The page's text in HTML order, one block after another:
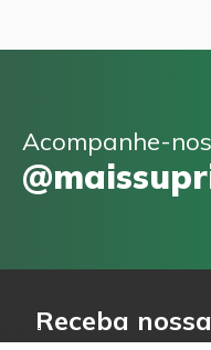
Acompanhe-
Receba
Email